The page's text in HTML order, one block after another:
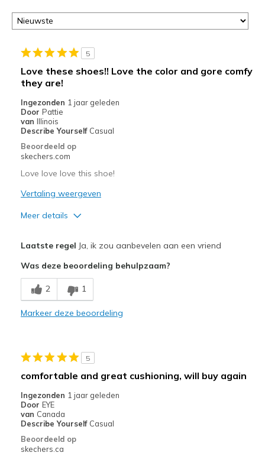
of
door
href="javascript:location.href=location.pathname;">hier</a>
page
met
de
migratiegeschiedenis
van
page_id
bezoeken.
5
Love these shoes!! Love the color and gore comfy
they are!
Ingezonden 1 jaar geleden
Door Pattie
van Illinois
Describe Yourself Casual
Beoordeeld op
skechers.com
Love love love this shoe!
Vertaling weergeven
Meer details
Breathe Well
Comfortable
Beste toepassingen
Travel
Width
Sizing
Laatste regel Ja, ik zou aanbevelen aan een vriend
Was deze beoordeling behulpzaam?
2 1
Markeer deze beoordeling
5
comfortable and great cushioning, will buy again
Ingezonden 1 jaar geleden
Door EYE
van Canada
Describe Yourself Casual
Beoordeeld op
skechers.ca